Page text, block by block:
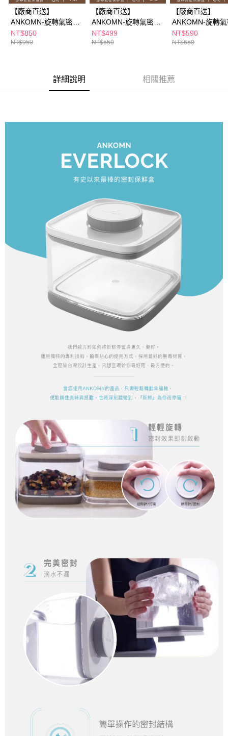
請求用戶進行身份認證。
５．嚴禁一人註冊多個帳號或使用他人資訊註冊。若發現惡意使用之情形，
恩沛科技股份有限公司將有權停止該用戶之使用額度並採取法律行動。
【廠商直送】
ANKOMN-旋轉氣密保
鮮盒2.4L
NT$850
NT$950
【廠商直送】
ANKOMN-旋轉氣密保
鮮盒0.3L
NT$499
NT$550
【廠商直送】
ANKOMN-旋轉
鮮盒1.2L - 兩色
NT$590
NT$650
詳細說明 相關推薦